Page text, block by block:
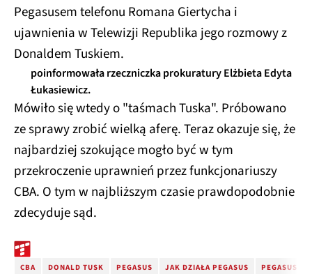
Pegasusem telefonu Romana Giertycha i
ujawnienia w Telewizji Republika jego rozmowy z
Donaldem Tuskiem.
poinformowała rzeczniczka prokuratury Elżbieta Edyta
Łukasiewicz.
Mówiło się wtedy o "taśmach Tuska". Próbowano
ze sprawy zrobić wielką aferę. Teraz okazuje się, że
najbardziej szokujące mogło być w tym
przekroczenie uprawnień przez funkcjonariuszy
CBA. O tym w najbliższym czasie prawdopodobnie
zdecyduje sąd.
CBA DONALD TUSK PEGASUS JAK DZIAŁA PEGASUS PEGASUS